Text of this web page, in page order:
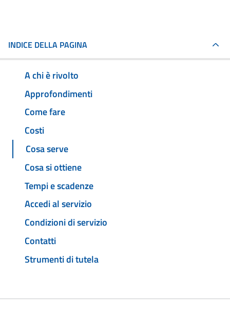
INDICE DELLA PAGINA
A chi è rivolto
Approfondimenti
Come fare
Costi
Cosa serve
Cosa si ottiene
Tempi e scadenze
Accedi al servizio
Condizioni di servizio
Contatti
Strumenti di tutela